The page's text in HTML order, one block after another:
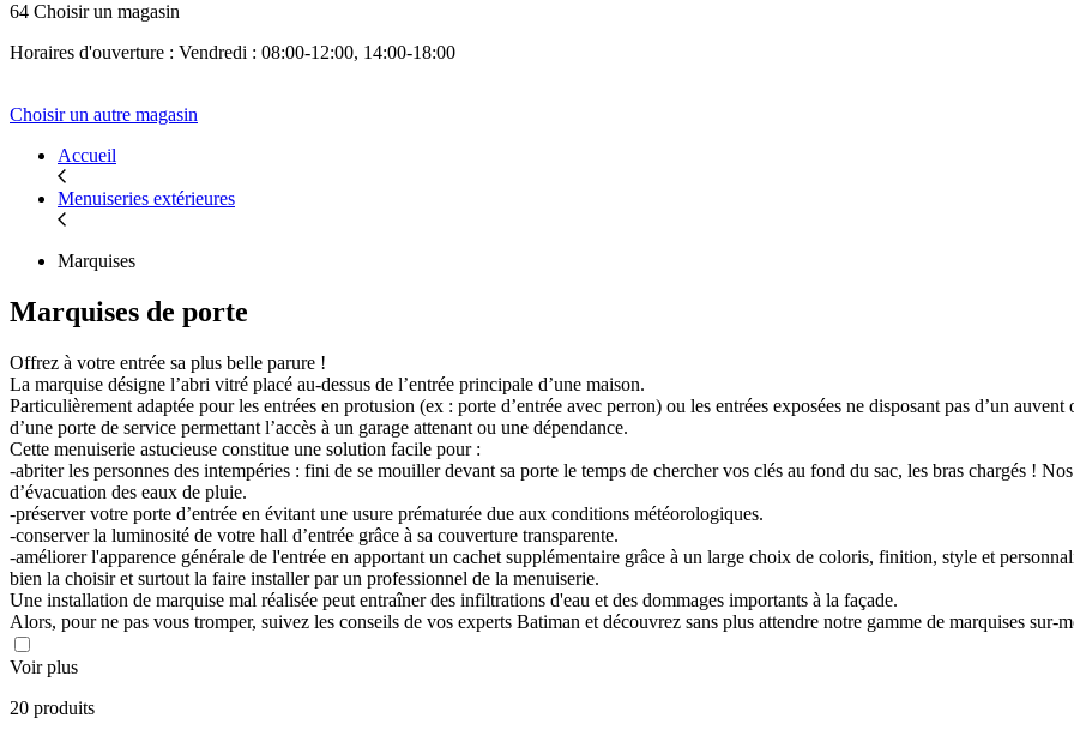
64 Choisir un magasin
Horaires d'ouverture : Vendredi : 08:00-12:00, 14:00-18:00
Choisir un autre magasin
Accueil
Menuiseries extérieures
Marquises
Marquises de porte
Offrez à votre entrée sa plus belle parure !
La marquise désigne l’abri vitré placé au-dessus de l’entrée principale d’une maison.
Particulièrement adaptée pour les entrées en protusion (ex : porte d’entrée avec perron) ou les entrées exposées ne disposant pas d’un
d’une porte de service permettant l’accès à un garage attenant ou une dépendance.
Cette menuiserie astucieuse constitue une solution facile pour :
-abriter les personnes des intempéries : fini de se mouiller devant sa porte le temps de chercher vos clés au fond du sac, les bras chargés !
d’évacuation des eaux de pluie.
-préserver votre porte d’entrée en évitant une usure prématurée due aux conditions météorologiques.
-conserver la luminosité de votre hall d’entrée grâce à sa couverture transparente.
-améliorer l'apparence générale de l'entrée en apportant un cachet supplémentaire grâce à un large choix de coloris, finition, style et
bien la choisir et surtout la faire installer par un professionnel de la menuiserie.
Une installation de marquise mal réalisée peut entraîner des infiltrations d'eau et des dommages importants à la façade.
Alors, pour ne pas vous tromper, suivez les conseils de vos experts Batiman et découvrez sans plus attendre notre gamme de marquises sur-
Voir plus
20 produits